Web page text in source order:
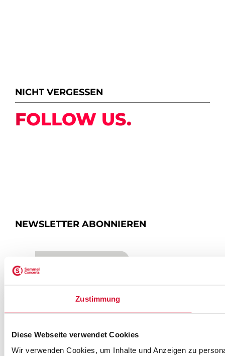
Zustimmung
Diese Webseite verwendet Cookies
Wir verwenden Cookies, um Inhalte und Anzeigen zu
NICHT VERGESSEN
FOLLOW US.
NEWSLETTER ABONNIEREN